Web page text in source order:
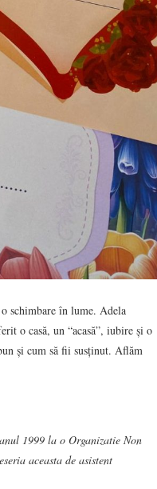
schimbare în lume. Adela
o casă, un “acasă”, iubire și o
și cum să fii susținut. Aflăm
1999 la o Organizatie Non
aceasta de asistent